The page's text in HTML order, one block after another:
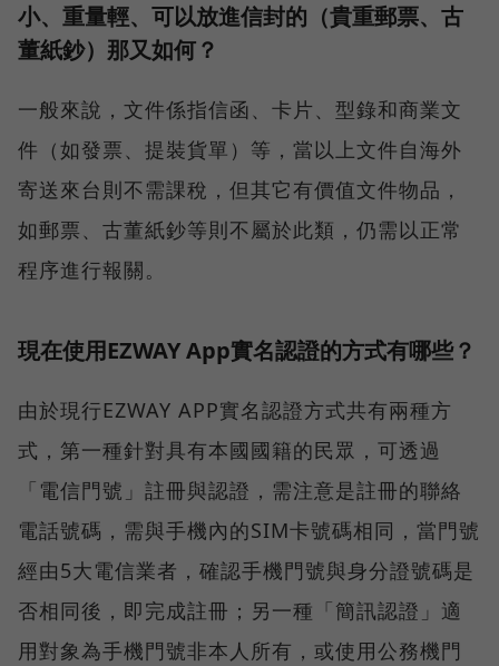
小、重量輕、可以放進信封的（貴重郵票、古
董紙鈔）那又如何？
一般來說，文件係指信函、卡片、型錄和商業文
件（如發票、提裝貨單）等，當以上文件自海外
寄送來台則不需課稅，但其它有價值文件物品，
如郵票、古董紙鈔等則不屬於此類，仍需以正常
程序進行報關。
現在使用EZWAY App實名認證的方式有哪些？
由於現行EZWAY APP實名認證方式共有兩種方
式，第一種針對具有本國國籍的民眾，可透過
「電信門號」註冊與認證，需注意是註冊的聯絡
電話號碼，需與手機內的SIM卡號碼相同，當門號
經由5大電信業者，確認手機門號與身分證號碼是
否相同後，即完成註冊；另一種「簡訊認證」適
用對象為手機門號非本人所有，或使用公務機門